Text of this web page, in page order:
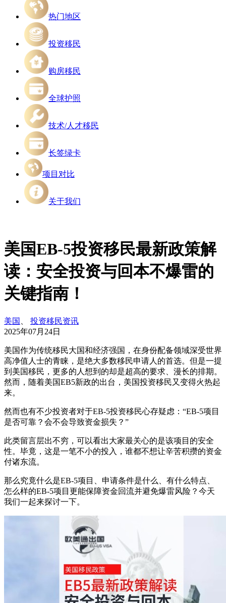
热门地区
投资移民
购房移民
全球护照
技术/人才移民
长签绿卡
项目对比
关于我们
美国EB-5投资移民最新政策解
读：安全投资与回本不爆雷的
关键指南！
美国
投资移民资讯
2025年07月24日
美国作为传统移民大国和经济强国，在身份配备领域深受世界
高净值人士的青睐，是绝大多数移民申请人的首选。但是一提
到美国移民，更多的人想到的却是超高的要求、漫长的排期。
然而，随着美国EB5新政的出台，美国投资移民又变得火热起
来。
然而也有不少投资者对于EB-5投资移民心存疑虑：“EB-5项目
是否可靠？会不会导致资金损失？”
此类留言层出不穷，可以看出大家最关心的是该项目的安全
性。毕竟，这是一笔不小的投入，谁都不想让辛苦积攒的资金
付诸东流。
那么究竟什么是EB-5项目、申请条件是什么、有什么特点、
怎么样的EB-5项目更能保障资金回流并避免爆雷风险？今天
我们一起来探讨一下。